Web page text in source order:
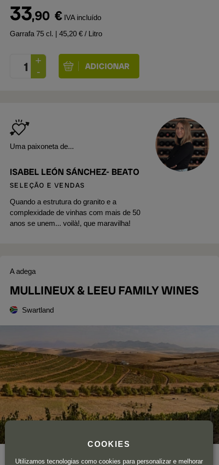
33,90 € IVA incluído
Garrafa 75 cl. | 45,20 € / Litro
Uma paixoneta de...
ISABEL LEÓN SÁNCHEZ- BEATO
SELEÇÃO E VENDAS
Quando a estrutura do granito e a
complexidade de vinhas com mais de 50
anos se unem... voilà!, que maravilha!
A adega
MULLINEUX & LEEU FAMILY WINES
Swartland
Ano de fundação 2007
COOKIES
Utilizamos tecnologias como cookies para personalizar e melhorar